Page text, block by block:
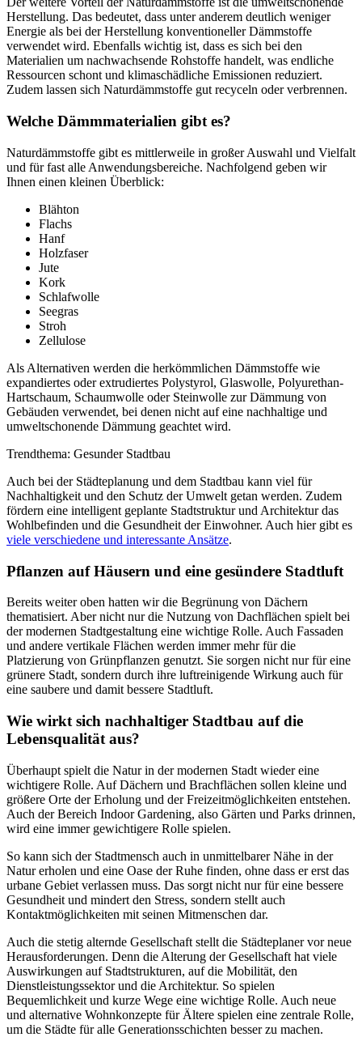
Herstellung. Das bedeutet, dass unter anderem deutlich weniger
Energie als bei der Herstellung konventioneller Dämmstoffe
verwendet wird. Ebenfalls wichtig ist, dass es sich bei den
Materialien um nach­wachsende Rohstoffe handelt, was endliche
Ressourcen schont und klima­schädliche Emissionen reduziert.
Zudem lassen sich Natur­dämmstoffe gut recyceln oder verbrennen.
Welche Dämmmaterialien gibt es?
Natur­dämmstoffe gibt es mittler­weile in großer Auswahl und Vielfalt
und für fast alle Anwendungs­bereiche. Nachfolgend geben wir
Ihnen einen kleinen Überblick:
Blähton
Flachs
Hanf
Holzfaser
Jute
Kork
Schlafwolle
Seegras
Stroh
Zellulose
Als Alternativen werden die herkömmlichen Dämmstoffe wie
expandiertes oder extrudiertes Polystyrol, Glaswolle, Polyurethan-
Hartschaum, Schaumwolle oder Steinwolle zur Dämmung von
Gebäuden verwendet, bei denen nicht auf eine nachhaltige und
umweltschonende Dämmung geachtet wird.
Trendthema: Gesunder Stadtbau
Auch bei der Städteplanung und dem Stadtbau kann viel für
Nachhaltigkeit und den Schutz der Umwelt getan werden. Zudem
fördern eine intelligent geplante Stadtstruktur und Architektur das
Wohlbefinden und die Gesundheit der Einwohner. Auch hier gibt es
viele verschiedene und interessante Ansätze.
Pflanzen auf Häusern und eine gesündere Stadtluft
Bereits weiter oben hatten wir die Begrünung von Dächern
thematisiert. Aber nicht nur die Nutzung von Dachflächen spielt bei
der modernen Stadtgestaltung eine wichtige Rolle. Auch Fassaden
und andere vertikale Flächen werden immer mehr für die
Platzierung von Grünpflanzen genutzt. Sie sorgen nicht nur für eine
grünere Stadt, sondern durch ihre luftreinigende Wirkung auch für
eine saubere und damit bessere Stadtluft.
Wie wirkt sich nachhaltiger Stadtbau auf die
Lebensqualität aus?
Überhaupt spielt die Natur in der modernen Stadt wieder eine
wichtigere Rolle. Auf Dächern und Brachflächen sollen kleine und
größere Orte der Erholung und der Freizeitmöglichkeiten entstehen.
Auch der Bereich Indoor Gardening, also Gärten und Parks drinnen,
wird eine immer gewichtigere Rolle spielen.
So kann sich der Stadtmensch auch in unmittelbarer Nähe in der
Natur erholen und eine Oase der Ruhe finden, ohne dass er erst das
urbane Gebiet verlassen muss. Das sorgt nicht nur für eine bessere
Gesundheit und mindert den Stress, sondern stellt auch
Kontaktmöglichkeiten mit seinen Mitmenschen dar.
Auch die stetig alternde Gesellschaft stellt die Städteplaner vor neue
Herausforderungen. Denn die Alterung der Gesellschaft hat viele
Auswirkungen auf Stadtstrukturen, auf die Mobilität, den
Dienstleistungssektor und die Architektur. So spielen
Bequemlichkeit und kurze Wege eine wichtige Rolle. Auch neue
und alternative Wohnkonzepte für Ältere spielen eine zentrale Rolle,
um die Städte für alle Generationsschichten besser zu machen.